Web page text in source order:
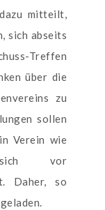
mitteilt,
sich abseits
Treffen
über die
zu
sollen
Verein wie
sich vor
Daher, so